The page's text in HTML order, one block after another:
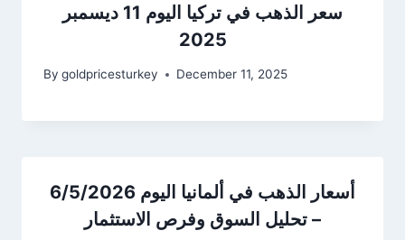
سعر الذهب في تركيا اليوم 11 ديسمبر
2025
By goldpricesturkey December 11, 2025
أسعار الذهب في ألمانيا اليوم 6/5/2026
– تحليل السوق وفرص الاستثمار